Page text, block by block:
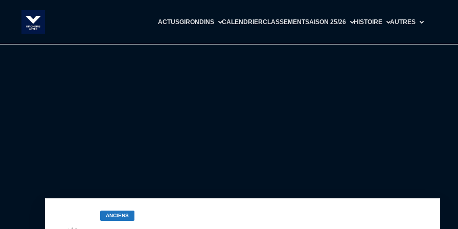
ACTUSGIRONDINS CALENDRIERCLASSEMENTSAISON 25/26 HISTOIRE AUTRES
ANCIENS